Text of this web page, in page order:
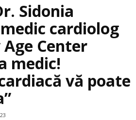
Sidonia
cardiolog
Center
medic!
vă poate